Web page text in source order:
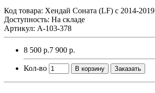
Код товара: Хендай Соната (LF) с 2014-2019
Доступность: На складе
Артикул: A-103-378
8 500 р.7 900 р.
Кол-во В корзину Заказать